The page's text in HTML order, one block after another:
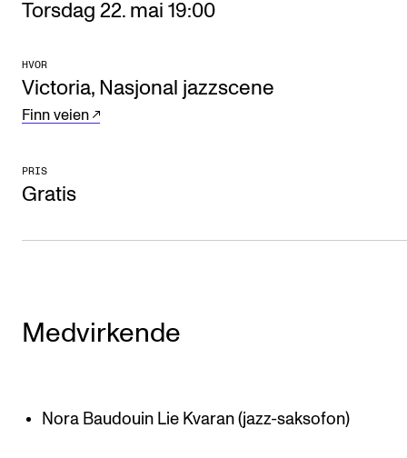
Studentutvalet SUT (student.nmh.no)
FORSKNING
CERM
NordART
Samarbeidsprosjekter
Torsdag 22. mai 19:00
HVOR
Victoria, Nasjonal jazzscene
Finn veien
PRIS
Gratis
Medvirkende
Nora Baudouin Lie Kvaran (jazz-saksofon)